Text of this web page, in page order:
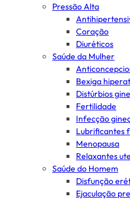
Pressão Alta
Coração
Diuréticos
Saúde da Mulher
Bexiga
Distúrbios
Fertilidade
Infecção
Lubrificantes
Menopausa
Relaxantes
Saúde do Homem
Disfunção
Ejaculação